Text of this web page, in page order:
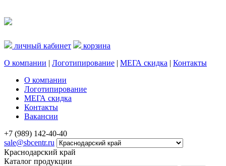
личный кабинет
корзина
О компании | Логотипирование | МЕГА скидка | Контакты
О компании
Логотипирование
МЕГА скидка
Контакты
Вакансии
+7 (989) 142-40-40
sale@sbcentr.ru
Краснодарский край
Каталог продукции